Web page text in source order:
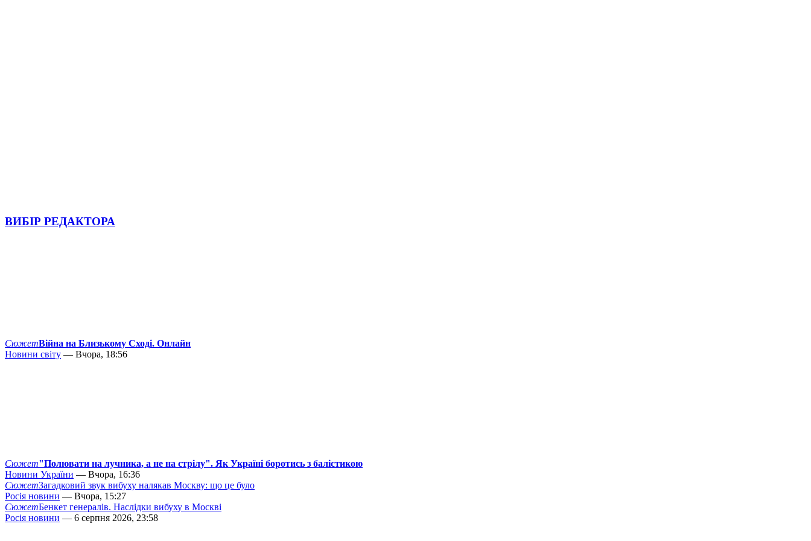
ВИБІР РЕДАКТОРА
СюжетВійна на Близькому Сході. Онлайн
Новини світу — Вчора, 18:56
Сюжет"Полювати на лучника, а не на стрілу". Як Україні боротись з балістикою
Новини України — Вчора, 16:36
СюжетЗагадковий звук вибуху налякав Москву: що це було
Росія новини — Вчора, 15:27
СюжетБенкет генералів. Наслідки вибуху в Москві
Росія новини — 6 серпня 2026, 23:58